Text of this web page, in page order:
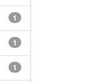
1
1
1